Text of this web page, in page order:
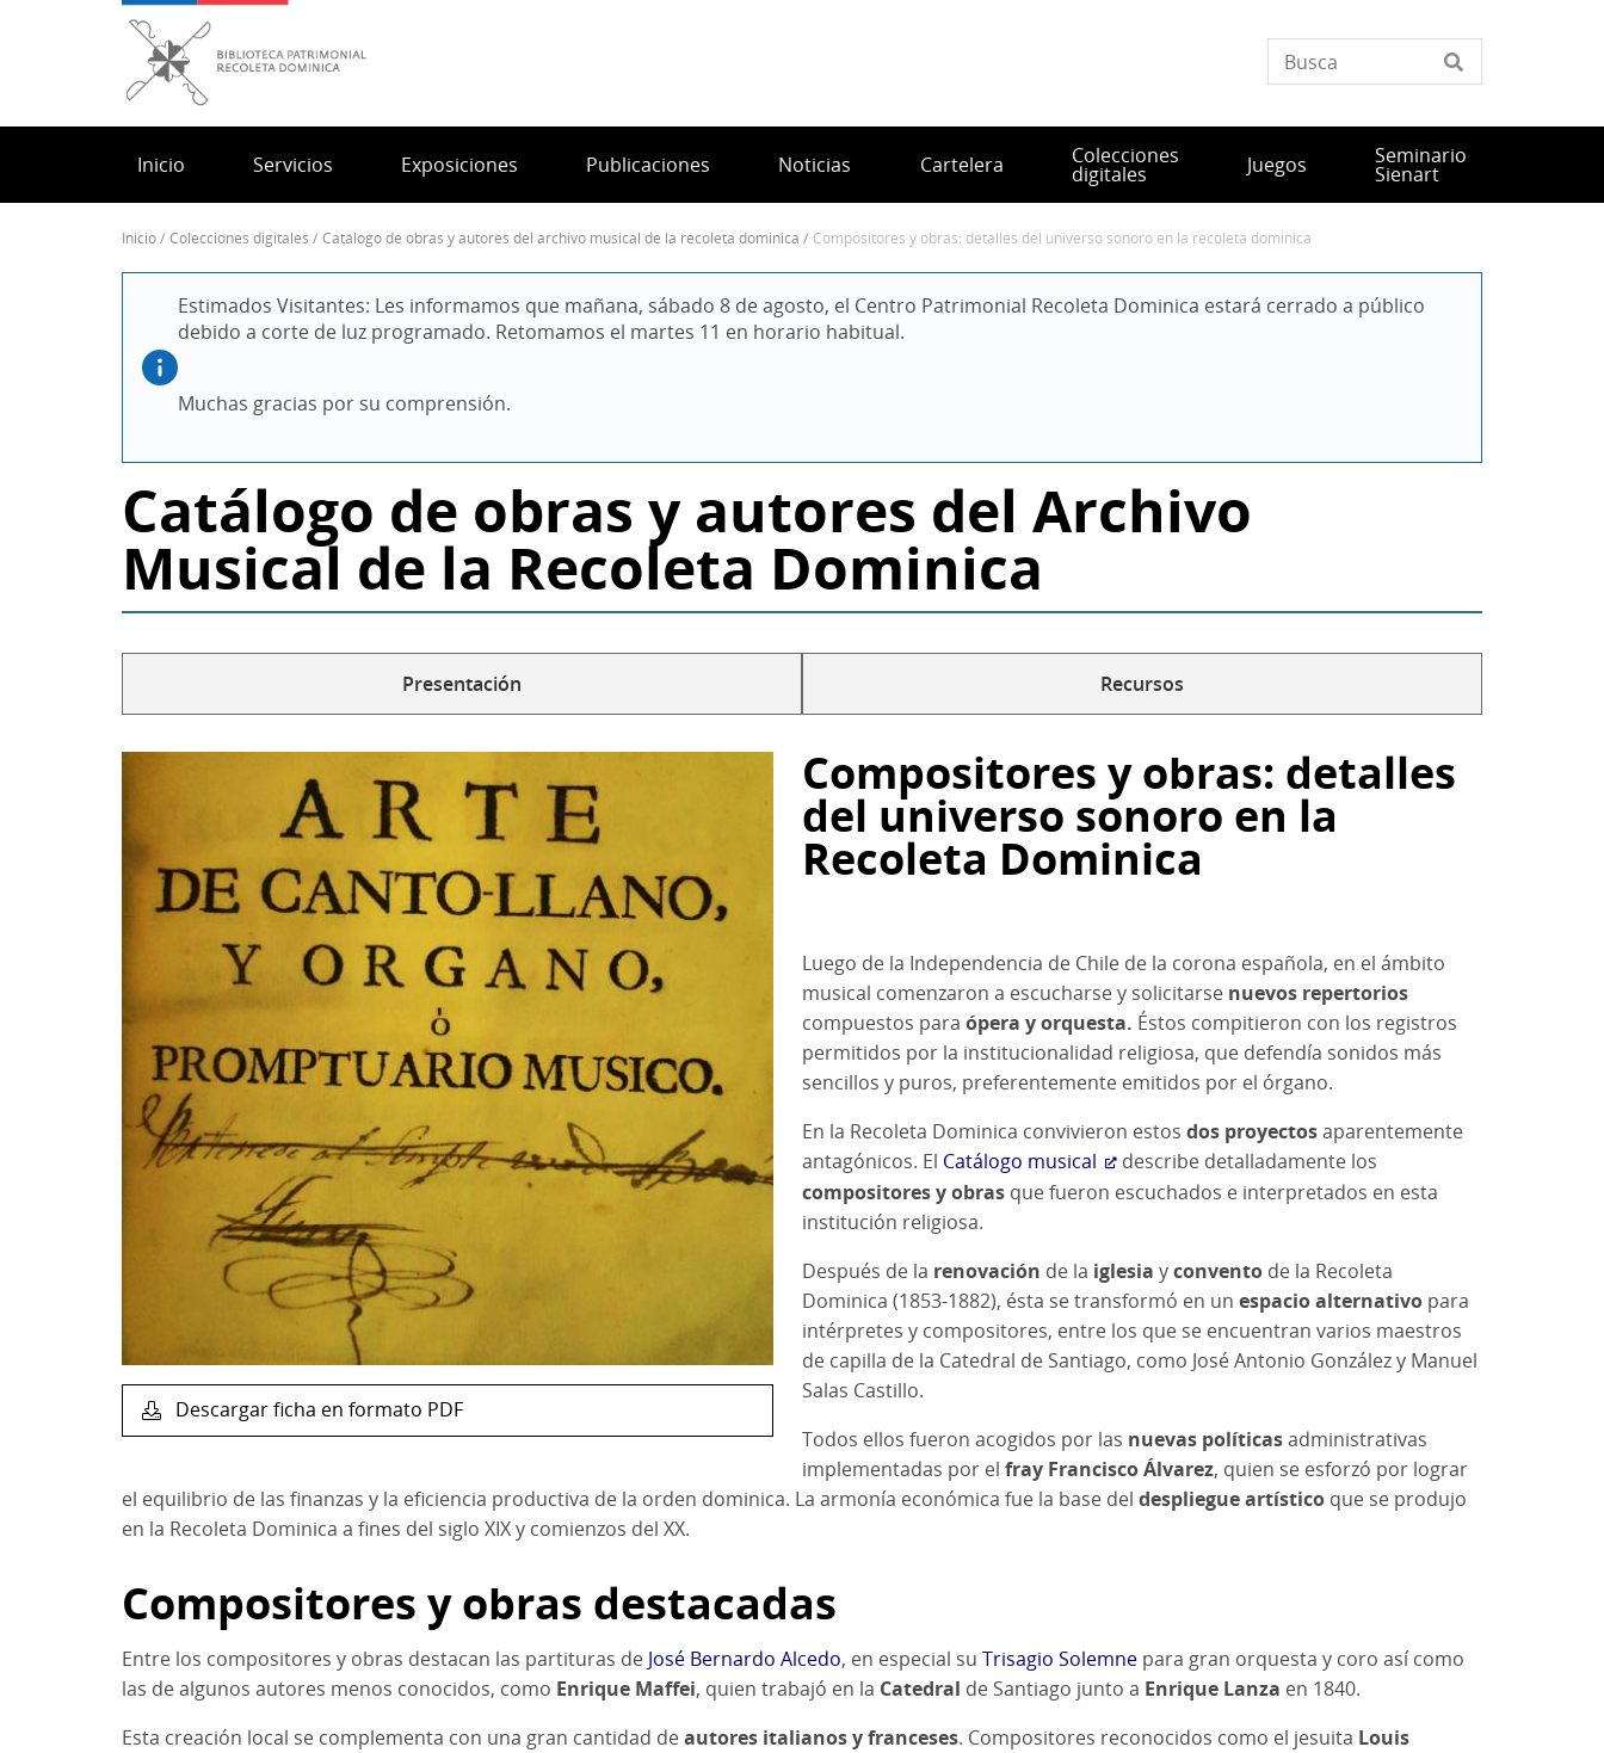
Inicio Servicios Exposiciones Publicaciones Noticias Cartelera Colecciones
digitales Juegos Seminario
Sienart
Sobrescribir
enlaces
ayuda
inicio colecciones digitales catálogo de obras y autores del archivo musical de la recoleta dominica compositores y obras: detalles del universo sonoro en la recoleta dominica
Estimados Visitantes: Les informamos que mañana, sábado 8 de agosto, el Centro Patrimonial Recoleta Dominica estará cerrado a público
debido a corte de luz programado. Retomamos el martes 11 en horario habitual.
Muchas gracias por su comprensión.
Catálogo de obras y autores del Archivo
Musical de la Recoleta Dominica
Solapas
secundarias
Presentación Recursos
Descargar ficha en formato PDF
Compositores y obras: detalles
del universo sonoro en la
Recoleta Dominica
Luego de la Independencia de Chile de la corona española, en el ámbito
musical comenzaron a escucharse y solicitarse nuevos repertorios
compuestos para ópera y orquesta. Éstos compitieron con los registros
permitidos por la institucionalidad religiosa, que defendía sonidos más
sencillos y puros, preferentemente emitidos por el órgano.
En la Recoleta Dominica convivieron estos dos proyectosaparentemente
antagónicos. El Catálogo musical
describe detalladamente los
compositores y obras que fueron escuchados e interpretados en esta
institución religiosa.
Después de la renovación de la iglesia yconvento de la Recoleta
Dominica (1853-1882), ésta se transformó en un espacio alternativo para
intérpretes y compositores, entre los que se encuentran varios maestros
de capilla de la Catedral de Santiago, como José Antonio González y Manuel
Salas Castillo.
Todos ellos fueron acogidos por las nuevas políticasadministrativas
implementadas por el fray Francisco Álvarez, quien se esforzó por lograr
el equilibrio de las finanzas y la eficiencia productiva de la orden dominica. La armonía económica fue la base del despliegue artístico que se produjo
en la Recoleta Dominica a fines del siglo XIX y comienzos del XX.
Compositores y obras destacadas
Entre los compositores y obras destacan las partituras de José Bernardo Alcedo, en especial su Trisagio Solemne para gran orquesta y coro así como
las de algunos autores menos conocidos, como Enrique Maffei, quien trabajó en la Catedral de Santiago junto a Enrique Lanza en 1840.
Esta creación local se complementa con una gran cantidad deautores italianos y franceses. Compositores reconocidos como el jesuita Louis